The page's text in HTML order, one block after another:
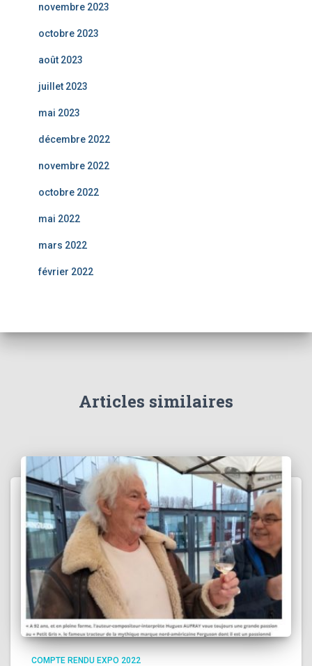
novembre 2023
octobre 2023
août 2023
juillet 2023
mai 2023
décembre 2022
novembre 2022
octobre 2022
mai 2022
mars 2022
février 2022
Articles similaires
COMPTE RENDU EXPO 2022